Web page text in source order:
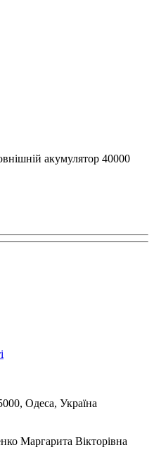
акумулятор 40000
Одеса, Україна
Маргарита Вікторівна